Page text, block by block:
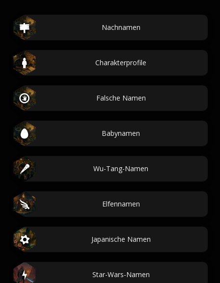
Nachnamen
Charakterprofile
Falsche Namen
Babynamen
Wu-Tang-Namen
Elfennamen
Japanische Namen
Star-Wars-Namen